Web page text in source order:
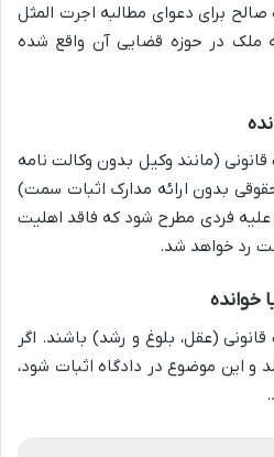
صالح برای دعوای مطالبه اجرت المثل
ملک در حوزه قضایی آن واقع شده
(مانند وکیل بدون وکالت نامه
بدون ارائه مدارک اثبات سمت)
فردی مطرح شود که فاقد اهلیت
رد خواهد شد.
خوانده
(عقل، بلوغ و رشد) باشند. اگر
و این موضوع در دادگاه اثبات شود،